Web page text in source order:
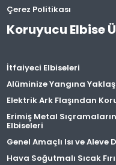
Çerez Politikası
Koruyucu Elbise
İtfaiyeci Elbiseleri
Alüminize Yangına
Elektrik Ark Flaşından
Erimiş Metal
Elbiseleri
Genel Amaçlı Isı ve Aleve
Hava Soğutmalı Sıcak